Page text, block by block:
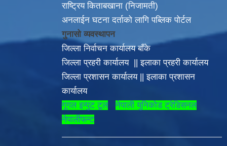
समाजको निर्माण गरौँ |
राष्ट्रिय किताबखाना (निजामती)
अनलाईन घटना दर्ताको लागि पब्लिक पोर्टल
गुनासो व्यवस्थापन
जिल्ला निर्वाचन कार्यालय बाँके
जिल्ला प्रहरी कार्यालय ||इलाका प्रहरी कार्यालय
जिल्ला प्रशासन कार्यालय||इलाका प्रशासन
कार्यालय
गूगल इन्पुट टूल
नेपाली युनिकोड ट्रेडिसनल
नेपालीफन्ट